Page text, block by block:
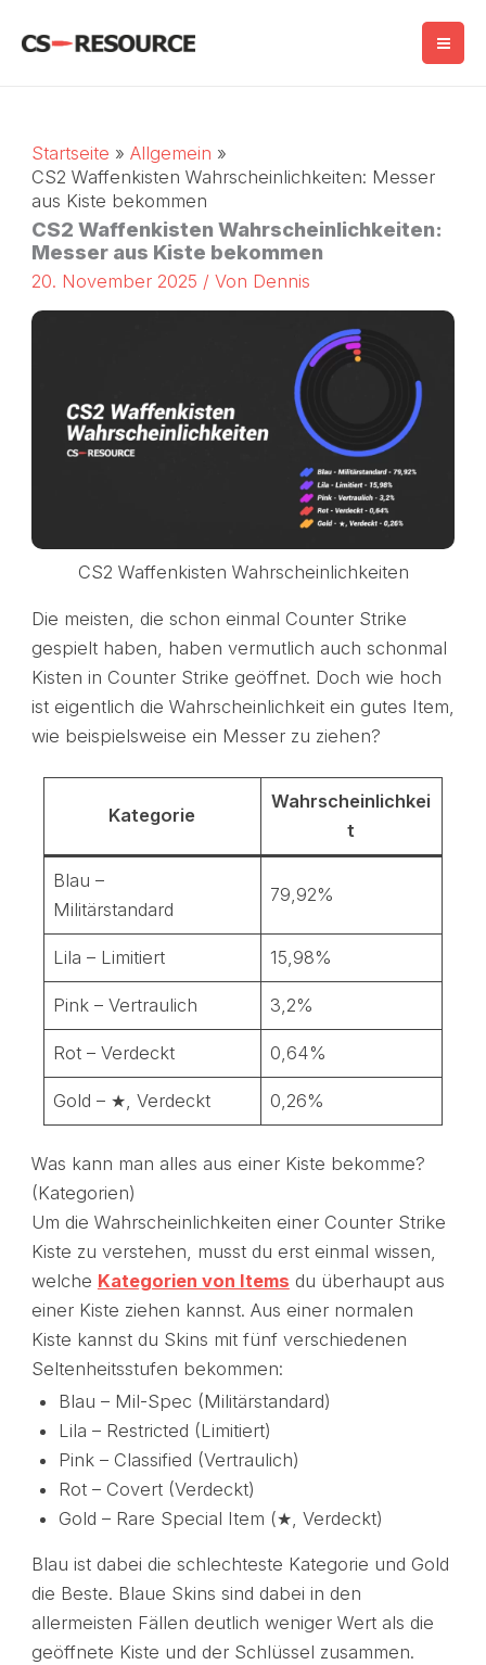
Inhalt
Startseite
Allgemein
CS2 Waffenkisten Wahrscheinlichkeiten: Messer
aus Kiste bekommen
CS2 Waffenkisten Wahrscheinlichkeiten:
Messer aus Kiste bekommen
20. November 2025 / Von Dennis
CS2 Waffenkisten Wahrscheinlichkeiten
Die meisten, die schon einmal Counter Strike
gespielt haben, haben vermutlich auch schonmal
Kisten in Counter Strike geöffnet. Doch wie hoch
ist eigentlich die Wahrscheinlichkeit ein gutes Item,
wie beispielsweise ein Messer zu ziehen?
Kategorie
Wahrscheinlichkei
t
Blau –
Militärstandard
79,92%
Lila – Limitiert 15,98%
Pink – Vertraulich 3,2%
Rot – Verdeckt 0,64%
Gold – ★, Verdeckt 0,26%
Was kann man alles aus einer Kiste bekomme?
(Kategorien)
Um die Wahrscheinlichkeiten einer Counter Strike
Kiste zu verstehen, musst du erst einmal wissen,
welche Kategorien von Items du überhaupt aus
einer Kiste ziehen kannst. Aus einer normalen
Kiste kannst du Skins mit fünf verschiedenen
Seltenheitsstufen bekommen:
Blau – Mil-Spec (Militärstandard)
Lila – Restricted (Limitiert)
Pink – Classified (Vertraulich)
Rot – Covert (Verdeckt)
Gold – Rare Special Item (★, Verdeckt)
Blau ist dabei die schlechteste Kategorie und Gold
die Beste. Blaue Skins sind dabei in den
allermeisten Fällen deutlich weniger Wert als die
geöffnete Kiste und der Schlüssel zusammen.